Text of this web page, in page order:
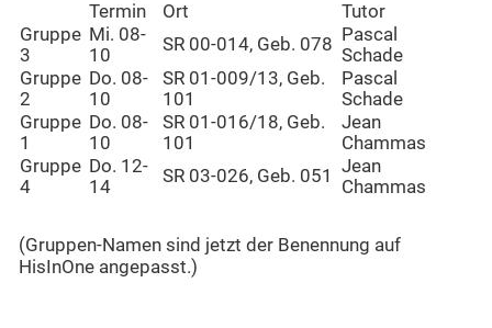
Termin Ort
Tutor
Gruppe
3
Mi. 08-
10
SR 00-014, Geb. 078
Pascal
Schade
Gruppe
2
Do. 08-
10
SR 01-009/13, Geb.
101
Pascal
Schade
Gruppe
1
Do. 08-
10
SR 01-016/18, Geb.
101
Jean
Chammas
Gruppe
4
Do. 12-
14
SR 03-026, Geb. 051
Jean
Chammas
(Gruppen-Namen sind jetzt der Benennung auf
HisInOne angepasst.)